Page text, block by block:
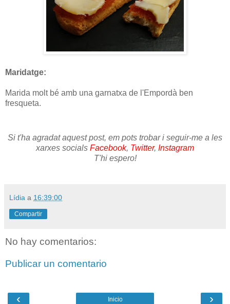
Maridatge:
Marida molt bé amb una garnatxa de l'Empordà ben
fresqueta.
Si t'ha agradat aquest post, em pots trobar i seguir-me a les
xarxes socials Facebook, Twitter, Instagram
T'hi espero!
Lídia a 16:39:00
Compartir
No hay comentarios:
Publicar un comentario
‹ ›
Inicio